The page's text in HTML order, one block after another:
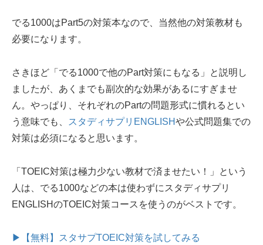
でる1000はPart5の対策本なので、当然他の対策教材も
必要になります。
さきほど「でる1000で他のPart対策にもなる」と説明し
ましたが、あくまでも副次的な効果があるにすぎませ
ん。やっぱり、それぞれのPartの問題形式に慣れるとい
う意味でも、
スタディサプリENGLISHや公式問題集での
対策は必須になると思います。
「TOEIC対策は極力少ない教材で済ませたい！」という
人は、でる1000などの本は使わずにスタディサプリ
ENGLISHのTOEIC対策コースを使うのがベストです。
▶【無料】スタサプTOEIC対策を試してみる